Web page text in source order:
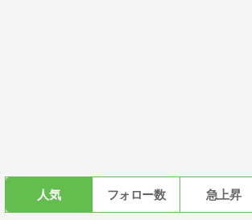
人気 フォロー数 急上昇